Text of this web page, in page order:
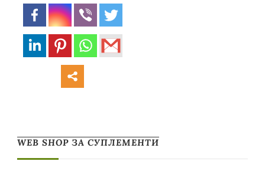
WEB SHOP ЗА СУПЛЕМЕНТИ